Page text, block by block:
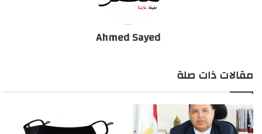
Ahmed Sayed
مقالات ذات صلة